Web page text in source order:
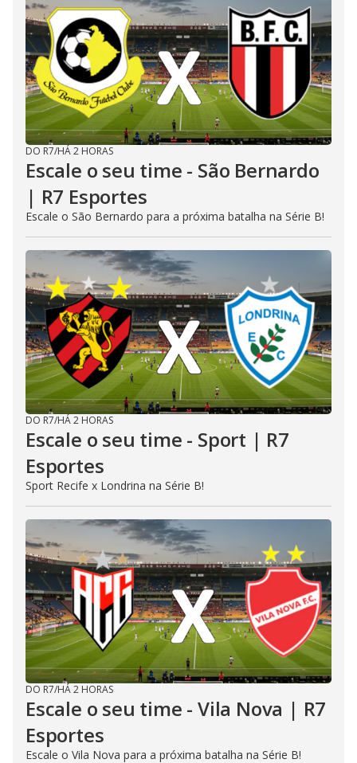
DO R7/HÁ 2 HORAS
Escale o seu time - São Bernardo
| R7 Esportes
Escale o São Bernardo para a próxima batalha na Série B!
DO R7/HÁ 2 HORAS
Escale o seu time - Sport | R7
Esportes
Sport Recife x Londrina na Série B!
DO R7/HÁ 2 HORAS
Escale o seu time - Vila Nova | R7
Esportes
Escale o Vila Nova para a próxima batalha na Série B!